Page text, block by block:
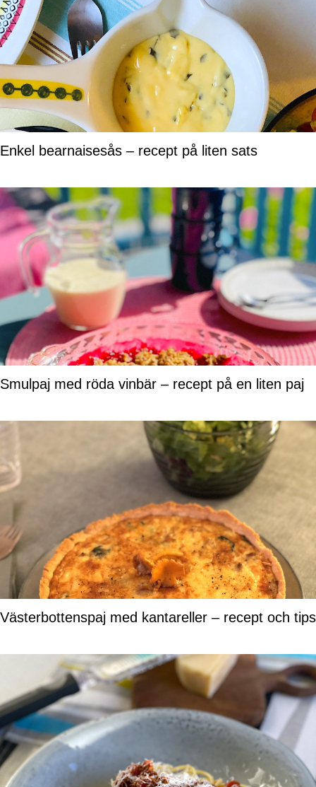
Enkel bearnaisesås – recept på liten sats
Smulpaj med röda vinbär – recept på en liten paj
Västerbottenspaj med kantareller – recept och tips